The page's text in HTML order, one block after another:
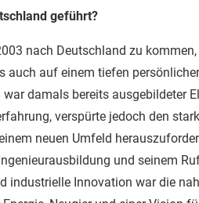
geführt?
nach Deutschland zu
auch auf einem tiefen
damals bereits ausgebildeter
verspürte jedoch den
neuen Umfeld
und seinem
industrielle Innovation war die